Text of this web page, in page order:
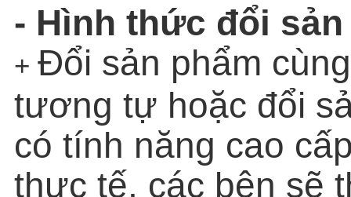
- Hình thức đổi
+ Đổi sản phẩm
tương tự hoặc đổi
có tính năng cao
thực tế, các bên sẽ